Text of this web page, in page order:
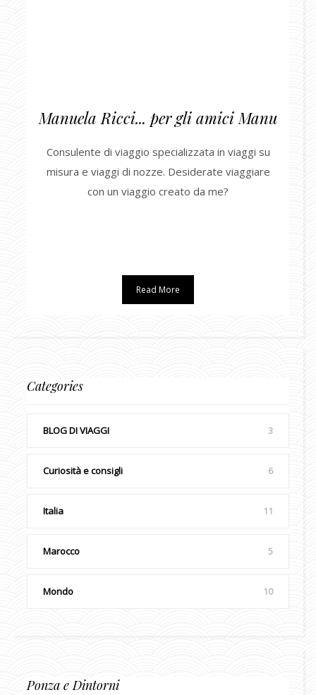
Manuela Ricci... per gli amici Manu
Consulente di viaggio specializzata in viaggi su
misura e viaggi di nozze. Desiderate viaggiare
con un viaggio creato da me?
Read More
Categories
BLOG DI VIAGGI 3
Curiosità e consigli 6
Italia 11
Marocco 5
Mondo 10
Ponza e Dintorni